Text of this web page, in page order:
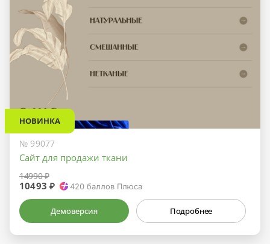
НОВИНКА
№ 99077
Сайт для продажи ткани
14990 ₽
10493 ₽ 420 баллов Плюса
Демоверсия Подробнее